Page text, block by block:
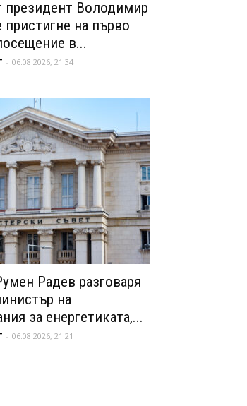
президент Володимир
на първо
в...
- 06.08.2026, 21:34
Радев разговаря
на
за енергетиката,...
- 06.08.2026, 21:21